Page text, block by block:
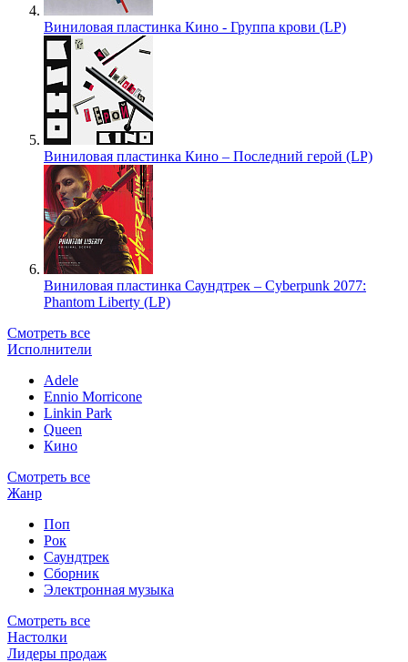
Виниловая пластинка Кино - Группа крови (LP)
Виниловая пластинка Кино – Последний герой (LP)
Виниловая пластинка Саундтрек – Cyberpunk 2077:
Phantom Liberty (LP)
Смотреть все
Исполнители
Adele
Ennio Morricone
Linkin Park
Queen
Кино
Смотреть все
Жанр
Поп
Рок
Саундтрек
Сборник
Электронная музыка
Смотреть все
Настолки
Лидеры продаж